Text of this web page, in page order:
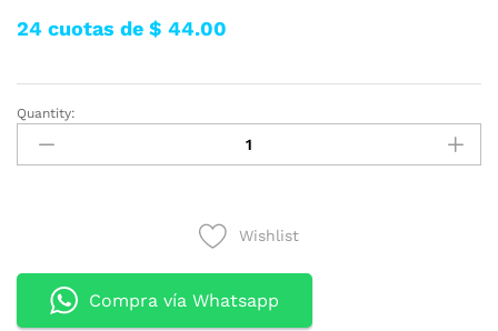
24 cuotas de $ 44.00
SISTEMA
TINTA
MULTIFUNCION
DUPLEX,FAX,COPIA,
Quantity:
Wishlist
Compra vía Whatsapp